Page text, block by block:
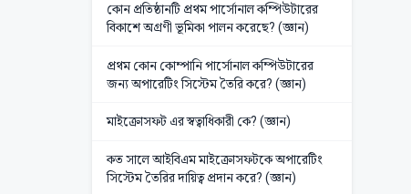
কোন প্রতিষ্ঠানটি প্রথম পার্সোনাল কম্পিউটারের
বিকাশে অগ্রণী ভূমিকা পালন করেছে? (জ্ঞান)
প্রথম কোন কোম্পানি পার্সোনাল কম্পিউটারের
জন্য অপারেটিং সিস্টেম তৈরি করে? (জ্ঞান)
মাইক্রোসফট এর স্বত্বাধিকারী কে? (জ্ঞান)
কত সালে আইবিএম মাইক্রোসফটকে অপারেটিং
সিস্টেম তৈরির দায়িত্ব প্রদান করে? (জ্ঞান)